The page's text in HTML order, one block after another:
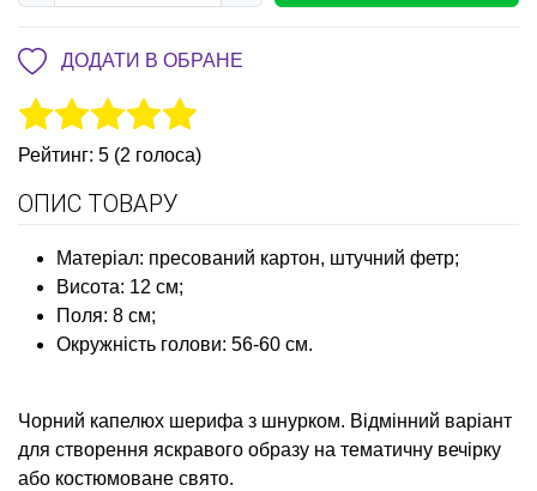
ДОДАТИ В ОБРАНЕ
Рейтинг: 5 (2 голоса)
ОПИС ТОВАРУ
Матеріал: пресований картон, штучний фетр;
Висота: 12 см;
Поля: 8 см;
Окружність голови: 56-60 см.
Чорний капелюх шерифа з шнурком. Відмінний варіант
для створення яскравого образу на тематичну вечірку
або костюмоване свято.